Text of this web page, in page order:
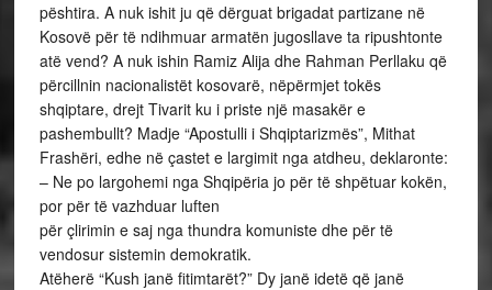
pështira. A nuk ishit ju që dërguat brigadat partizane në
Kosovë për të ndihmuar armatën jugosllave ta ripushtonte
atë vend? A nuk ishin Ramiz Alija dhe Rahman Perllaku që
përcillnin nacionalistët kosovarë, nëpërmjet tokës
shqiptare, drejt Tivarit ku i priste një masakër e
pashembullt? Madje “Apostulli i Shqiptarizmës”, Mithat
Frashëri, edhe në çastet e largimit nga atdheu, deklaronte:
– Ne po largohemi nga Shqipëria jo për të shpëtuar kokën,
por për të vazhduar luften
për çlirimin e saj nga thundra komuniste dhe për të
vendosur sistemin demokratik.
Atëherë “Kush janë fitimtarët?” Dy janë idetë që janë